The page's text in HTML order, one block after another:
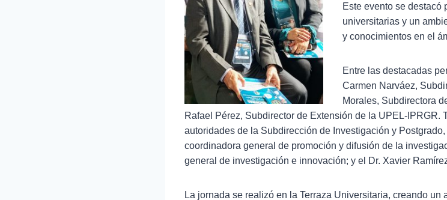
Este evento se destacó
universitarias y un
y conocimientos en el
Entre las destacadas
Carmen Narváez,
Morales, Subdirectora
Rafael Pérez, Subdirector de Extensión de la UPEL-IPRGR.
autoridades de la Subdirección de Investigación y
coordinadora general de promoción y difusión de la
general de investigación e innovación; y el Dr. Xavier
La jornada se realizó en la Terraza Universitaria, creando